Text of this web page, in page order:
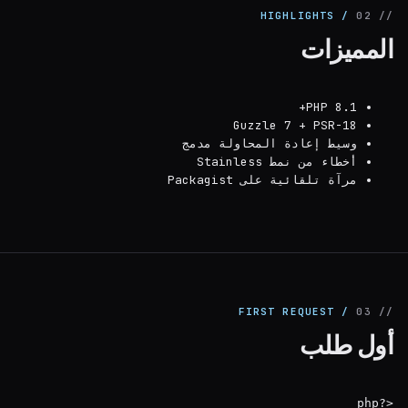
/ HIGHLIGHTS
PHP 8.1+
Guzzle 7 + PSR-18
وسيط إعادة المحاولة مدمج
أخطاء من نمط Stainless
مرآة تلقائية على Packagist
/ FIRST REQUEST
طلب